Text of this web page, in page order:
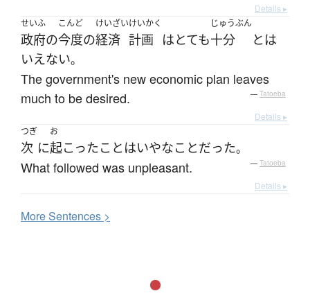
Details ▸
せいふ
政府の
こんど
今度の
けいざい
経済
けいかく
計画 はとても
じゅうぶん
十分 とは
いえない。
The government's new economic plan leaves
much to be desired.
— Tatoeba
Details ▸
つぎ
次 に
お
起こったことはいやなことだった。
What followed was unpleasant. — Tatoeba
Details ▸
MoreSentences >